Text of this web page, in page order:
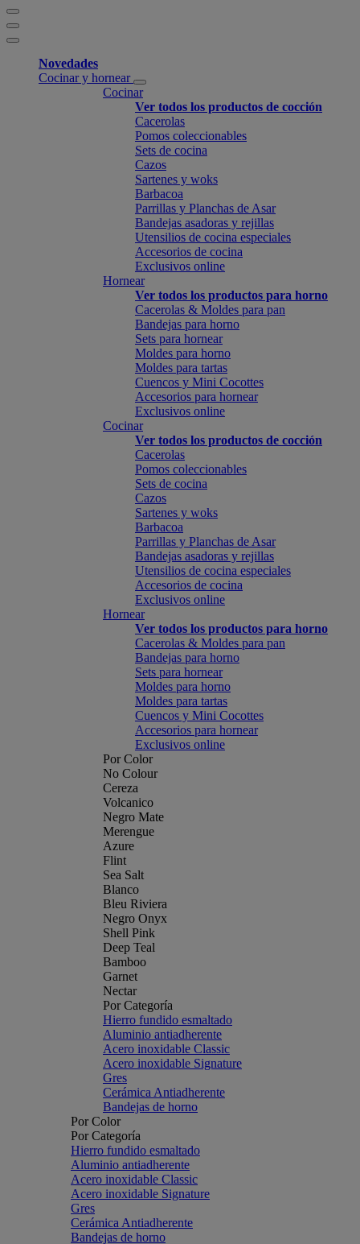
Novedades
Cocinar y hornear
Cocinar
Ver todos los productos de cocción
Cacerolas
Pomos coleccionables
Sets de cocina
Cazos
Sartenes y woks
Barbacoa
Parrillas y Planchas de Asar
Bandejas asadoras y rejillas
Utensilios de cocina especiales
Accesorios de cocina
Exclusivos online
Hornear
Ver todos los productos para horno
Cacerolas & Moldes para pan
Bandejas para horno
Sets para hornear
Moldes para horno
Moldes para tartas
Cuencos y Mini Cocottes
Accesorios para hornear
Exclusivos online
Cocinar
Ver todos los productos de cocción
Cacerolas
Pomos coleccionables
Sets de cocina
Cazos
Sartenes y woks
Barbacoa
Parrillas y Planchas de Asar
Bandejas asadoras y rejillas
Utensilios de cocina especiales
Accesorios de cocina
Exclusivos online
Hornear
Ver todos los productos para horno
Cacerolas & Moldes para pan
Bandejas para horno
Sets para hornear
Moldes para horno
Moldes para tartas
Cuencos y Mini Cocottes
Accesorios para hornear
Exclusivos online
Por Color
No Colour
Cereza
Volcanico
Negro Mate
Merengue
Azure
Flint
Sea Salt
Blanco
Bleu Riviera
Negro Onyx
Shell Pink
Deep Teal
Bamboo
Garnet
Nectar
Por Categoría
Hierro fundido esmaltado
Aluminio antiadherente
Acero inoxidable Classic
Acero inoxidable Signature
Gres
Cerámica Antiadherente
Bandejas de horno
Por Color
Por Categoría
Hierro fundido esmaltado
Aluminio antiadherente
Acero inoxidable Classic
Acero inoxidable Signature
Gres
Cerámica Antiadherente
Bandejas de horno